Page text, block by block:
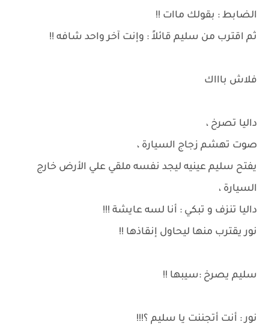
الضابط : بقولك ماات !!
ثم اقترب من سليم قائلاً : وإنت آخر واحد شافه !!
فلاش باااك
داليا تصرخ ،
صوت تهشم زجاج السيارة ،
يفتح سليم عينيه ليجد نفسه ملقي علي الأرض خارج
السيارة ،
داليا تنزف و تبكي : أنا لسه عايشة !!!
نور يقترب منها ليحاول إنقاذها !!
سليم يصرخ :سيبها !!
نور : أنت أتجننت يا سليم ؟!!!